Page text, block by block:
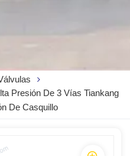
Presión De 3 Vías Tiankang
De Casquillo